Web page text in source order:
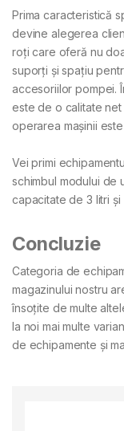
Prima caracteristică
devine alegerea
roți care oferă nu
suporți și spațiu
accesoriilor pompei.
este de o calitate
operarea mașinii
Vei primi
schimbul modului de
capacitate de 3 litri
Concluzie
Categoria de
magazinului nostru
însoțite de multe
la noi mai multe
de echipamente și